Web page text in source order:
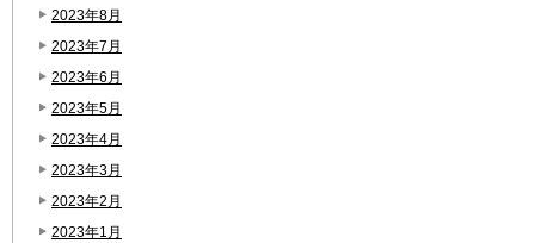
2023年8月
2023年7月
2023年6月
2023年5月
2023年4月
2023年3月
2023年2月
2023年1月